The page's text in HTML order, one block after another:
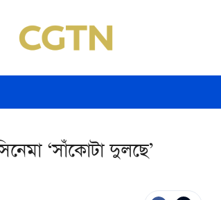
‘সাঁকোটা দুলছে’